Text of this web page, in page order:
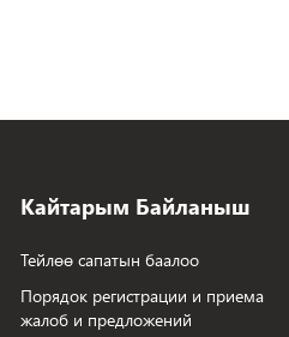
Кайтарым Байланыш
Тейлөө сапатын баалоо
Порядок регистрации и приема
жалоб и предложений